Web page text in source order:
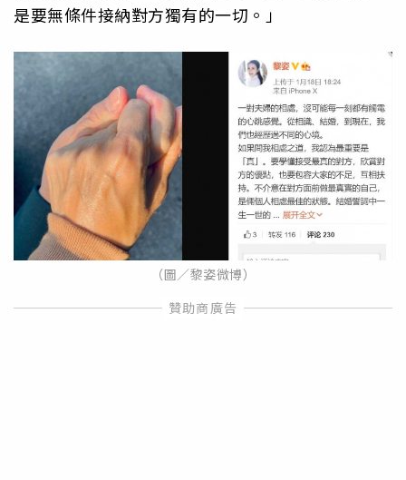
是要無條件接納對方獨有的一切。」
（圖／黎姿微博）